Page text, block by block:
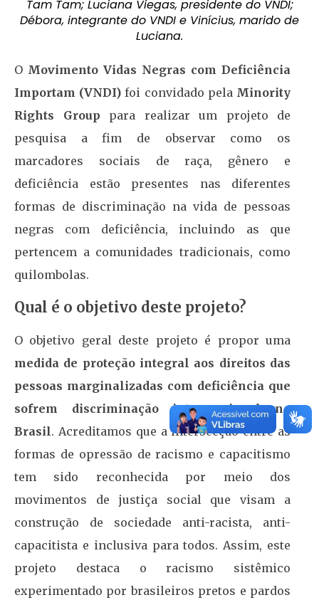
Tam Tam; Luciana Viegas, presidente do VNDI;
Débora, integrante do VNDI e Vinícius, marido de
Luciana.
O Movimento Vidas Negras com Deficiência
Importam (VNDI) foi convidado pela Minority
Rights Group para realizar um projeto de
pesquisa a fim de observar como os
marcadores sociais de raça, gênero e
deficiência estão presentes nas diferentes
formas de discriminação na vida de pessoas
negras com deficiência, incluindo as que
pertencem a comunidades tradicionais, como
quilombolas.
Qual é o objetivo deste projeto?
O objetivo geral deste projeto é propor uma
medida de proteção integral aos direitos das
pessoas marginalizadas com deficiência que
sofrem discriminação interseccional no
Brasil. Acreditamos que a intersecção entre as
formas de opressão de racismo e capacitismo
tem sido reconhecida por meio dos
movimentos de justiça social que visam a
construção de sociedade anti-racista, anti-
capacitista e inclusiva para todos. Assim, este
projeto destaca o racismo sistêmico
experimentado por brasileiros pretos e pardos